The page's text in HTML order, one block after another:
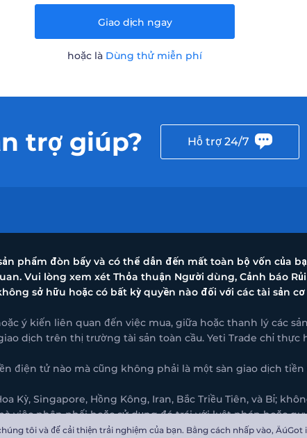
tôi và để cải thiện trải nghiệm của bạn. Bằng cách nhấp vào‚
Giao dịch ngay
hoặc là Dùng thử miễn phí
trợ giúp? Hỗ trợ 24/7
phẩm đòn bẩy và có thể dẫn đến mất toàn bộ vốn của
Vui lòng xem xét Thỏa thuận Người dùng, Cảnh báo
sở hữu hoặc có bất kỳ quyền nào đối với các tài sản cơ
ý kiến liên quan đến việc mua, giữa hoặc thanh lý các
dịch trên thị trường tài sản toàn cầu. Yeti Trade chỉ
điện tử nào mà cũng không phải là một sàn giao dịch tiền
Singapore, Hồng Kông, Iran, Bắc Triều Tiên, và Bỉ;
việc phân phối hoặc sử dụng đó trái với luật pháp hoặc
CO 80302 US